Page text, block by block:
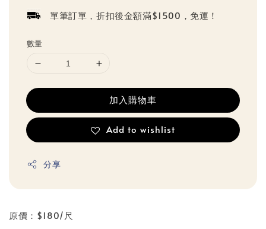
單筆訂單，折扣後金額滿$1500，免運！
數量
加入購物車
Add to wishlist
分享
原價：$180/尺